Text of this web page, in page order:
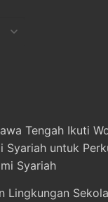
Tengah Ikuti
Syariah untuk
Syariah
Lingkungan